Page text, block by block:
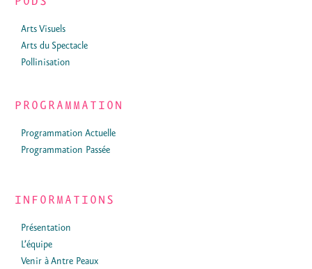
Arts Visuels
Arts du Spectacle
Pollinisation
PROGRAMMATION
Programmation Actuelle
Programmation Passée
INFORMATIONS
Présentation
L’équipe
Venir à Antre Peaux